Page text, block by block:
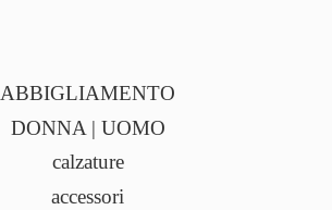
ABBIGLIAMENTO
DONNA | UOMO
calzature
accessori